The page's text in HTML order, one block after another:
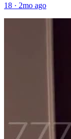
18 · 2mo ago